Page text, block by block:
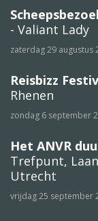
- Valiant Lady
zaterdag 29 augustus
Reisbizz
Rhenen
zondag 6 september
Het ANVR
Trefpunt,
Utrecht
vrijdag 25 september